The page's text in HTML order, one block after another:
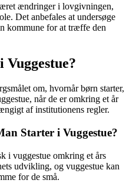
ændringer i lovgivningen,
Det anbefales at undersøge
kommune for at træffe den
om, hvornår børn starter,
når de er omkring et år
af institutionens regler.
Starter i Vuggestue?
i vuggestue omkring et års
udvikling, og vuggestue kan
for de små.